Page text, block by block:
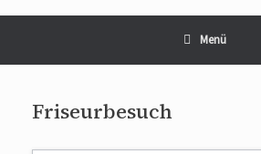
Menü
Friseurbesuch